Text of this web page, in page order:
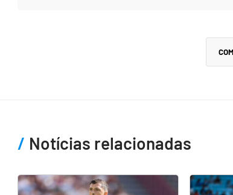
Notícias relacionadas